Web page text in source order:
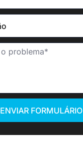
ENVIAR FORMULÁRIO